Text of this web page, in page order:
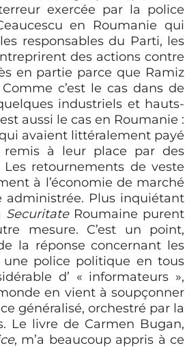
exercée par la police
en Roumanie qui
responsables du Parti, les
des actions contre
en partie parce que Ramiz
c’est le cas dans de
industriels et hauts-
aussi le cas en Roumanie :
avaient littéralement payé
remis à leur place par des
Les retournements de veste
à l’économie de marché
administrée. Plus inquiétant
SecuritateRoumaine purent
mesure. C’est un point,
la réponse concernant les
police politique en tous
d’ « informateurs »,
en vient à soupçonner
généralisé, orchestré par la
Le livre de Carmen Bugan,
, m’a beaucoup appris à ce